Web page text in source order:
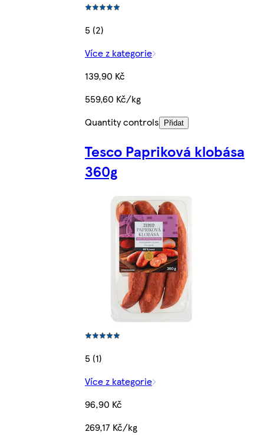
5 (2)
Více z kategorie
139,90 Kč
559,60 Kč/kg
Quantity controls
Přidat
Tesco Papriková klobása
360g
5 (1)
Více z kategorie
96,90 Kč
269,17 Kč/kg